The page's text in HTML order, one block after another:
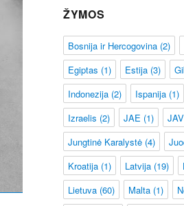
ŽYMOS
Bosnija ir Hercogovina(2)
Egiptas (1) Estija(3)
Indonezija(2) Ispanija(1)
Izraelis (2) JAE (1) JAV
Jungtinė Karalystė(4)
Kroatija(1) Latvija(19)
Lietuva(60) Malta(1)